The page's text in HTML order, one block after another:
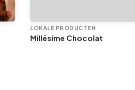
LOKALE PRODUCTEN
Millésime Chocolat